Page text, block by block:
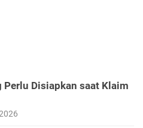
Disiapkan saat Klaim